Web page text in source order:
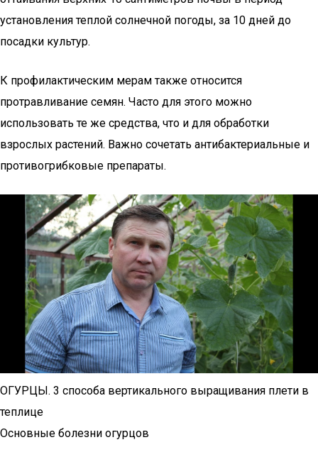
установления теплой солнечной погоды, за 10 дней до
посадки культур.
К профилактическим мерам также относится
протравливание семян. Часто для этого можно
использовать те же средства, что и для обработки
взрослых растений. Важно сочетать антибактериальные и
противогрибковые препараты.
ОГУРЦЫ. 3 способа вертикального выращивания плети в
теплице
Основные болезни огурцов